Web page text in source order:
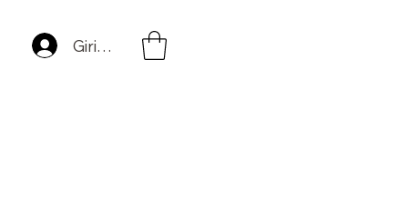
Giriş Yap